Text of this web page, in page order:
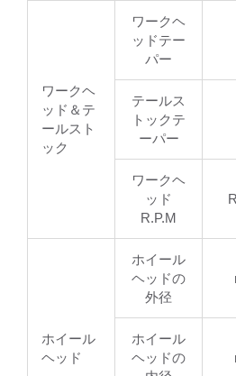
ワークヘ
ッド＆テ
ールスト
ック
ワークヘ
ッドテー
パー
テールス
トックテ
ーパー
ワークヘ
ッド
R.P.M
ホイール
ヘッド
ホイール
ヘッドの
外径
ホイール
ヘッドの